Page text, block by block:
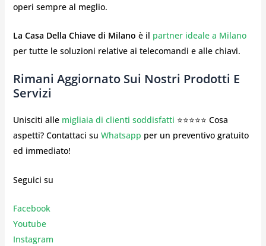
operi sempre al meglio.
La Casa Della Chiave di Milano è il partner ideale a Milano
per tutte le soluzioni relative ai telecomandi e alle chiavi.
Rimani Aggiornato Sui Nostri Prodotti E
Servizi
Unisciti alle migliaia di clienti soddisfatti ⭐⭐⭐⭐⭐ Cosa
aspetti? Contattaci su Whatsapp per un preventivo gratuito
ed immediato!
Seguici su
Facebook
Youtube
Instagram